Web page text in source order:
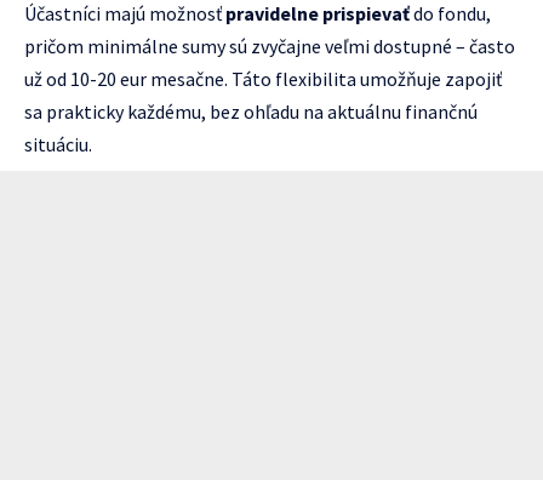
Účastníci majú možnosť pravidelne prispievaťdo fondu,
pričom minimálne sumy sú zvyčajne veľmi dostupné – často
už od 10-20 eur mesačne. Táto flexibilita umožňuje zapojiť
sa prakticky každému, bez ohľadu na aktuálnu finančnú
situáciu.